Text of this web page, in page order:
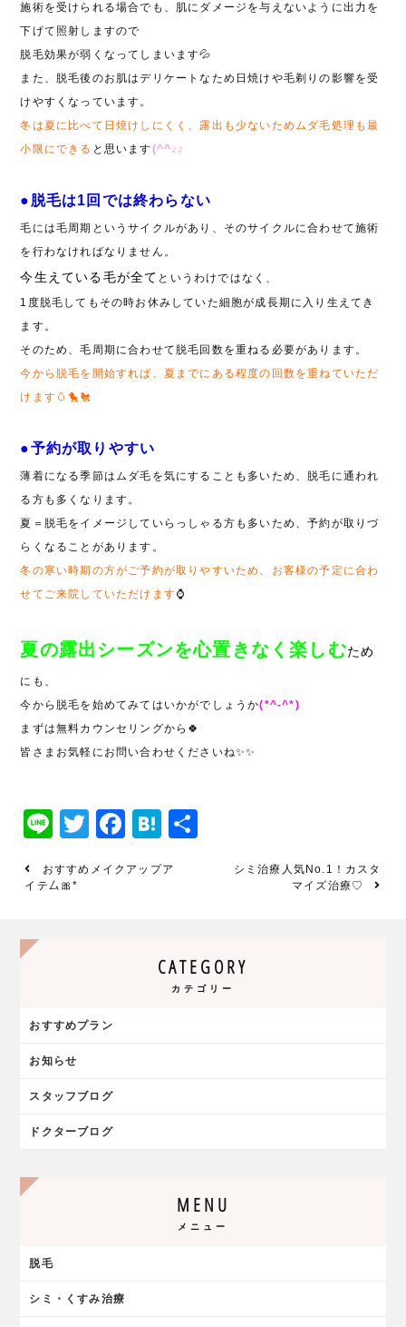
施術を受けられる場合でも、肌にダメージを与えないように出力を
下げて照射しますので
脱毛効果が弱くなってしまいます💦
また、脱毛後のお肌はデリケートなため日焼けや毛剃りの影響を受
けやすくなっています。
冬は夏に比べて日焼けしにくく、露出も少ないためムダ毛処理も最
小限にできる と思います(^^♪♪
●脱毛は1回では終わらない
毛には毛周期というサイクルがあり、そのサイクルに合わせて施術
を行わなければなりません。
今生えている毛が全て というわけではなく、
1度脱毛してもその時お休みしていた細胞が成長期に入り生えてき
ます。
そのため、毛周期に合わせて脱毛回数を重ねる必要があります。
今から脱毛を開始すれば、夏までにある程度の回数を重ねていただ
けます🥚🐤🐔
●予約が取りやすい
薄着になる季節はムダ毛を気にすることも多いため、脱毛に通われ
る方も多くなります。
夏＝脱毛をイメージしていらっしゃる方も多いため、予約が取りづ
らくなることがあります。
冬の寒い時期の方がご予約が取りやすいため、お客様の予定に合わ
せてご来院していただけます⌚
夏の露出シーズンを心置きなく楽しむため
にも、
今から脱毛を始めてみてはいかがでしょうか(*^-^*)
まずは無料カウンセリングから🍀
皆さまお気軽にお問い合わせくださいね✨✨
LineTwitter
Facebook
Hatena
おすすめメイクアップア
イテ厶🎀*
シミ治療人気No.1！カスタ
マイズ治療♡
CATEGORY
カテゴリー
おすすめプラン
お知らせ
スタッフブログ
ドクターブログ
MENU
メニュー
脱毛
シミ・くすみ治療